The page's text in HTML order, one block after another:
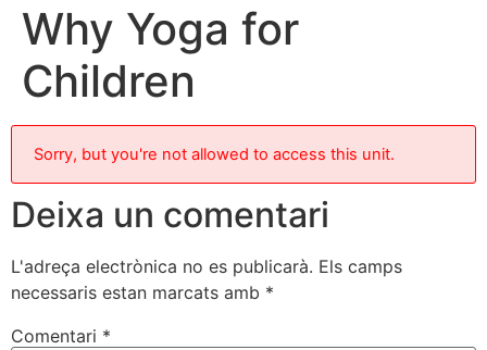
Why Yoga for
Children
Sorry, but you're not allowed to access this unit.
Deixa un comentari
L'adreça electrònica no es publicarà. Els camps
necessaris estan marcats amb *
Comentari *